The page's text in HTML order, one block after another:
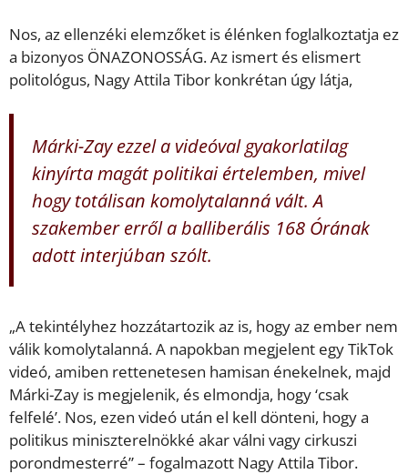
Nos, az ellenzéki elemzőket is élénken foglalkoztatja ez
a bizonyos ÖNAZONOSSÁG. Az ismert és elismert
politológus, Nagy Attila Tibor konkrétan úgy látja,
Márki-Zay ezzel a videóval gyakorlatilag
kinyírta magát politikai értelemben, mivel
hogy totálisan komolytalanná vált. A
szakember erről a balliberális 168 Órának
adott interjúban szólt.
„A tekintélyhez hozzátartozik az is, hogy az ember nem
válik komolytalanná. A napokban megjelent egy TikTok
videó, amiben rettenetesen hamisan énekelnek, majd
Márki-Zay is megjelenik, és elmondja, hogy ‘csak
felfelé’. Nos, ezen videó után el kell dönteni, hogy a
politikus miniszterelnökké akar válni vagy cirkuszi
porondmesterré” – fogalmazott Nagy Attila Tibor.